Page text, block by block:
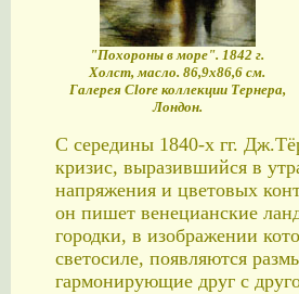
"Похороны в море". 1842 г.
Холст, масло. 86,9х86,6 см.
Галерея Clore коллекции Тернера,
Лондон.
С середины 1840-х гг.
кризис, выразившийся в
напряжения и цветовых
он пишет венецианские
городки, в изображении
светосиле, появляются
гармонирующие друг с